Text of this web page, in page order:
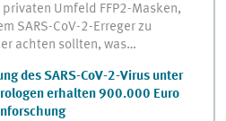
Umfeld FFP2-Masken,
SARS-CoV-2-Erreger zu
achten sollten, was…
des SARS-CoV-2-Virus unter
erhalten 900.000 Euro